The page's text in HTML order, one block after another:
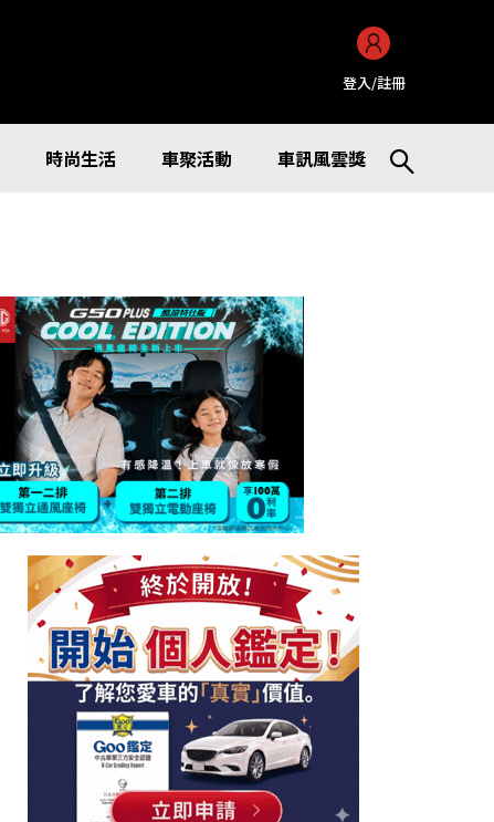
登入/註冊
時尚生活 車聚活動 車訊風雲獎